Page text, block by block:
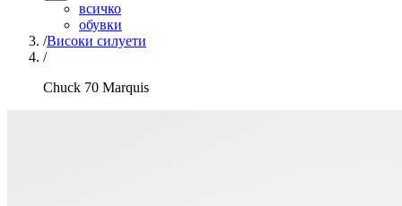
всичко
обувки
/Високи силуети
/
Chuck 70 Marquis